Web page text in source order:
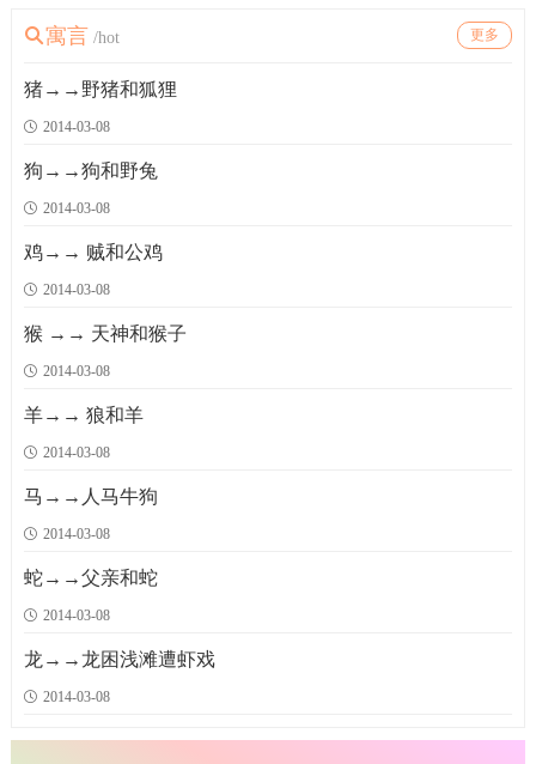
寓言 /hot 更多
猪→→野猪和狐狸
2014-03-08
狗→→狗和野兔
2014-03-08
鸡→→ 贼和公鸡
2014-03-08
猴 →→ 天神和猴子
2014-03-08
羊→→ 狼和羊
2014-03-08
马→→人马牛狗
2014-03-08
蛇→→父亲和蛇
2014-03-08
龙→→龙困浅滩遭虾戏
2014-03-08